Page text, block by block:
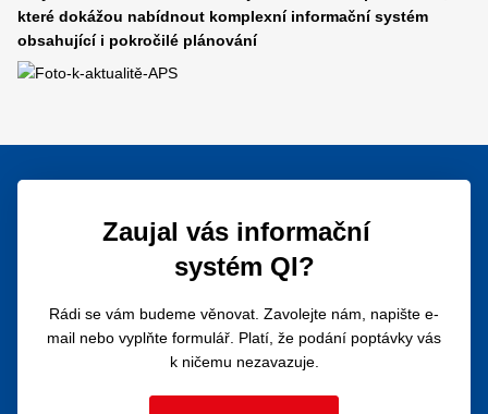
které dokážou nabídnout komplexní informační systém
obsahující i pokročilé plánování
Zaujal vás informační
systém QI?
Rádi se vám budeme věnovat. Zavolejte nám, napište e-
mail nebo vyplňte formulář. Platí, že podání poptávky vás
k ničemu nezavazuje.